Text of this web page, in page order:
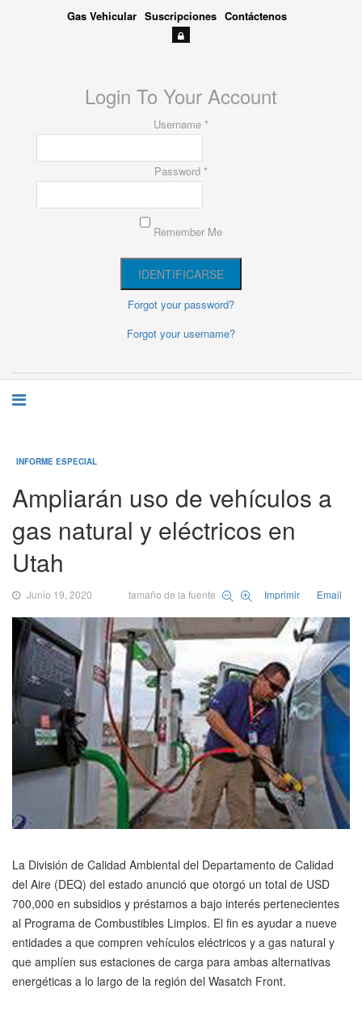
Gas Vehicular Suscripciones Contáctenos
Login To Your Account
Username *
Password *
Remember Me
Forgot your password?
Forgot your username?
INFORME ESPECIAL
Ampliarán uso de vehículos a
gas natural y eléctricos en
Utah
Junio 19, 2020 tamaño de la fuente Imprimir Email
La División de Calidad Ambiental del Departamento de Calidad
del Aire (DEQ) del estado anunció que otorgó un total de USD
700,000 en subsidios y préstamos a bajo interés pertenecientes
al Programa de Combustibles Limpios. El fin es ayudar a nueve
entidades a que compren vehículos eléctricos y a gas natural y
que amplíen sus estaciones de carga para ambas alternativas
energéticas a lo largo de la región del Wasatch Front.